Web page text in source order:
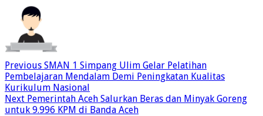
Previous SMAN 1 Simpang Ulim Gelar Pelatihan
Pembelajaran Mendalam Demi Peningkatan Kualitas
Kurikulum Nasional
Next Pemerintah Aceh Salurkan Beras dan Minyak Goreng
untuk 9.996 KPM di Banda Aceh